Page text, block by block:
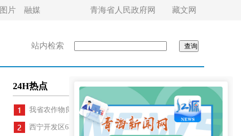
图片 融媒 青海省人民政府网 藏文网
站内检索
24H热点
我省农作物良种覆盖率达98.2%
西宁开发区6项目入选国家“两新”支持名单 获1.4亿...